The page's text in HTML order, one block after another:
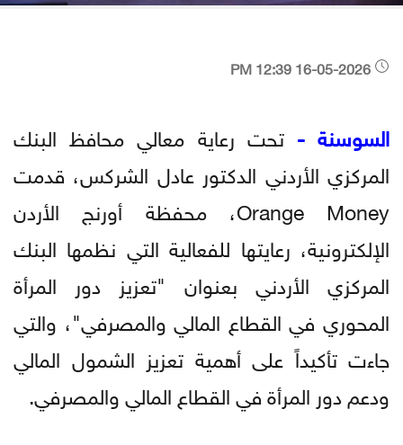
السوسنة - تحت رعاية معالي محافظ البنك
المركزي الأردني الدكتور عادل الشركس، قدمت
Orange Money، محفظة أورنج الأردن
الإلكترونية، رعايتها للفعالية التي نظمها البنك
المركزي الأردني بعنوان "تعزيز دور المرأة
المحوري في القطاع المالي والمصرفي"، والتي
جاءت تأكيداً على أهمية تعزيز الشمول المالي
ودعم دور المرأة في القطاع المالي والمصرفي.